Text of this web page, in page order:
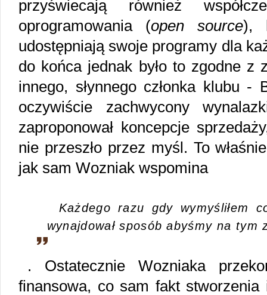
przyświecają również
oprogramowania (open source),
udostępniają swoje programy dla
do końca jednak było to zgodne z
innego, słynnego członka klubu -
oczywiście zachwycony
zaproponował koncepcje
nie przeszło przez myśl. To
jak sam Wozniak wspomina
Każdego razu gdy wymyśliłem
wynajdował sposób abyśmy na tym
. Ostatecznie Wozniaka
finansowa, co sam fakt stworzenia